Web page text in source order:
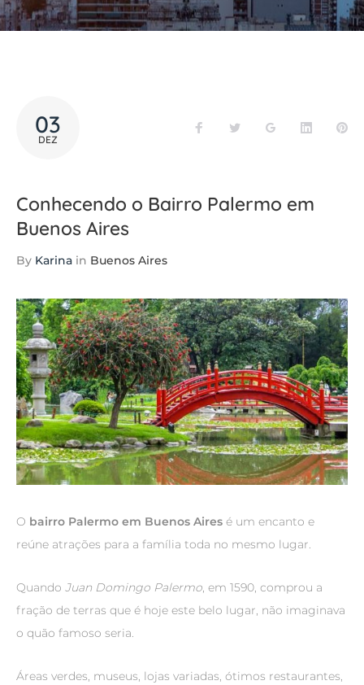
03
DEZ
FacebookTwitter Google+LinkedIn
Conhecendo o Bairro Palermo em
Buenos Aires
By Karina in Buenos Aires
O bairro Palermo em Buenos Airesé um encanto e
reúne atrações para a família toda no mesmo lugar.
Quando Juan Domingo Palermo, em 1590, comprou a
fração de terras que é hoje este belo lugar, não imaginava
o quão famoso seria.
Áreas verdes, museus, lojas variadas, ótimos restaurantes,